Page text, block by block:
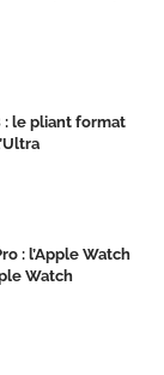
: le pliant format
: l’Apple Watch
Watch